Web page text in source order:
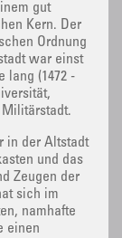
gut
Kern. Der
Ordnung
war einst
lang (1472 -
Militärstadt.
in der Altstadt
und das
Zeugen der
sich im
namhafte
einen